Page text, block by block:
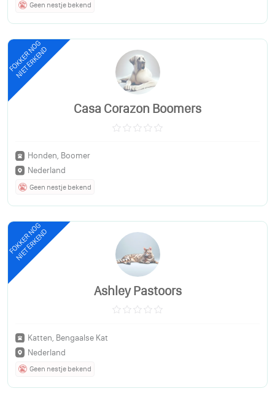
Geen nestje bekend
FOKKER NOG
NIET ERKEND
Casa Corazon Boomers
Honden, Boomer
Nederland
Geen nestje bekend
FOKKER NOG
NIET ERKEND
Ashley Pastoors
Katten, Bengaalse Kat
Nederland
Geen nestje bekend